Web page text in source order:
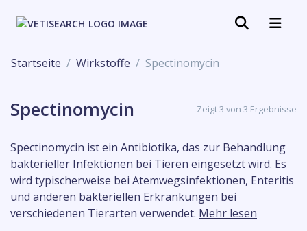
Startseite Wirkstoffe Spectinomycin
Spectinomycin Zeigt 3 von 3 Ergebnisse
Spectinomycin ist ein Antibiotika, das zur Behandlung
bakterieller Infektionen bei Tieren eingesetzt wird. Es
wird typischerweise bei Atemwegsinfektionen, Enteritis
und anderen bakteriellen Erkrankungen bei
verschiedenen Tierarten verwendet. Mehr lesen